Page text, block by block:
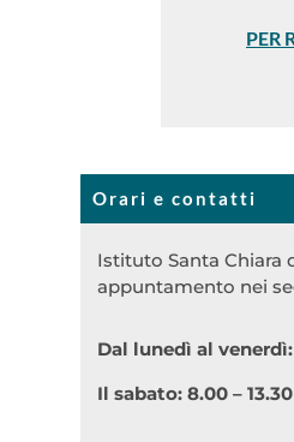
PER
Orari e contatti
Istituto Santa Chiara
appuntamento nei
Dal lunedì al venerdì:
Il sabato: 8.00 – 13.30